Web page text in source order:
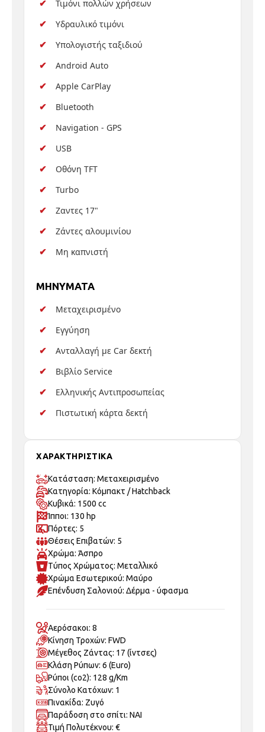
Τιμόνι πολλών χρήσεων
Υδραυλικό τιμόνι
Υπολογιστής ταξιδιού
Android Auto
Apple CarPlay
Bluetooth
Navigation - GPS
USB
Οθόνη TFT
Turbo
Ζαντες 17"
Ζάντες αλουμινίου
Μη καπνιστή
MHNYMATA
Μεταχειρισμένο
Εγγύηση
Ανταλλαγή με Car δεκτή
Βιβλίο Service
Ελληνικής Αντιπροσωπείας
Πιστωτική κάρτα δεκτή
ΧΑΡΑΚΤΗΡΙΣΤΙΚΑ
Κατάσταση: Μεταχειρισμένo
Κατηγορία: Κόμπακτ / Hatchback
Κυβικά: 1500 cc
Ίπποι: 130 hp
Πόρτες: 5
Θέσεις Επιβατών: 5
Χρώμα: Άσπρο
Τύπος Χρώματος: Μεταλλικό
Χρώμα Εσωτερικού: Μαύρο
Επένδυση Σαλονιού: Δέρμα - ύφασμα
Αερόσακοι: 8
Κίνηση Τροχών: FWD
Μέγεθος Ζάντας: 17 (ίντσες)
Κλάση Ρύπων: 6 (Euro)
Ρύποι (co2): 128 g/Km
Σύνολο Κατόχων: 1
Πινακίδα: Ζυγό
Παράδοση στο σπίτι: ΝΑΙ
Τιμή Πολυτέκνου: €